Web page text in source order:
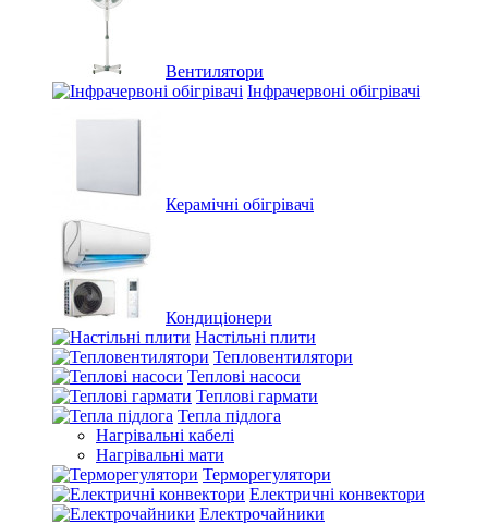
Вентилятори
Інфрачервоні обігрівачі
Керамічні обігрівачі
Кондиціонери
Настільні плити
Тепловентилятори
Теплові насоси
Теплові гармати
Тепла підлога
Нагрівальні кабелі
Нагрівальні мати
Терморегулятори
Електричні конвектори
Електрочайники